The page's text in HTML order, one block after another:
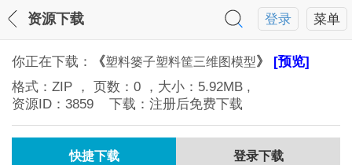
菜单
登录
资源下载
你正在下载： 《塑料篓子塑料筐三维图模型》 [预览]
格式： ZIP ， 页数： 0 ，大小： 5.92MB ,
资源ID： 3859 下载：注册后免费下载
快捷下载 登录下载